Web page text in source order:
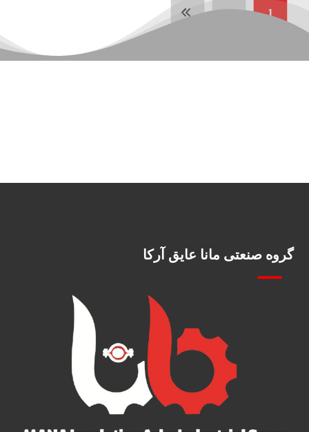
1
2
گروه صنعتی مانا عایق آرکا